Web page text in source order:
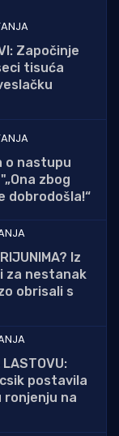
Započinje
tisuća
o nastupu
zbog
dobrodošla!“
Iz
za nestanak
obrisali s
LASTOVU:
postavila
ronjenju na